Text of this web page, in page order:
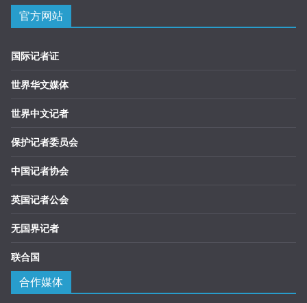
官方网站
国际记者证
世界华文媒体
世界中文记者
保护记者委员会
中国记者协会
英国记者公会
无国界记者
联合国
合作媒体